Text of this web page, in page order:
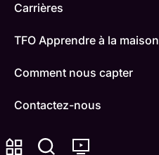
Carrières
TFO Apprendre à la maison
Comment nous capter
Contactez-nous
ONFR